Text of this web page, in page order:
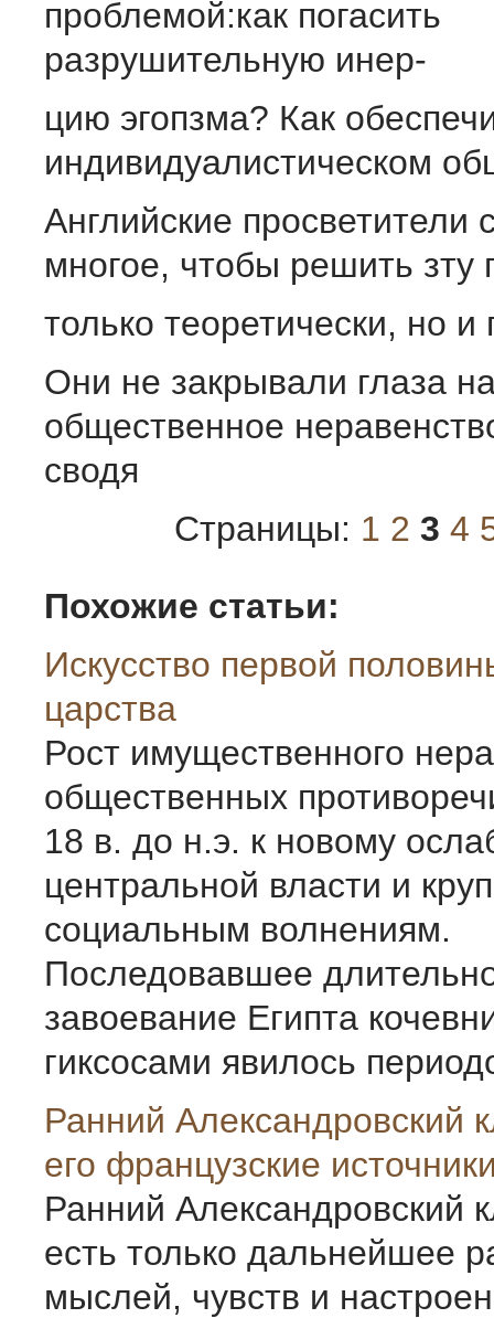
проблемой:как погасить
разрушительную инер-
цию эгопзма? Как
индивидуалистическом
Английские просветители
многое, чтобы решить зту
только теоретически, но и
Они не закрывали глаза
общественное
сводя
Страницы: 1 2 3 4
Похожие статьи:
Искусство первой
царства
Рост имущественного
общественных
18 в. до н.э. к новому
центральной власти и
социальным волнениям.
Последовавшее
завоевание Египта
гиксосами явилось
Ранний Александровский
его французские
Ранний Александровский
есть только дальнейшее
мыслей, чувств и